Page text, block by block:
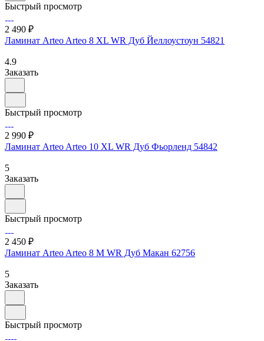
Быстрый просмотр
2 490 ₽
Ламинат Arteo Arteo 8 XL WR Дуб Йеллоустоун 54821
4.9
Заказать
Быстрый просмотр
2 990 ₽
Ламинат Arteo Arteo 10 XL WR Дуб Фьорленд 54842
5
Заказать
Быстрый просмотр
2 450 ₽
Ламинат Arteo Arteo 8 M WR Дуб Макан 62756
5
Заказать
Быстрый просмотр